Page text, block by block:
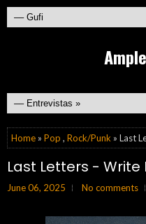
Home » Pop , Rock/Punk » Last
Last Letters - Write
June 06, 2025 No comments